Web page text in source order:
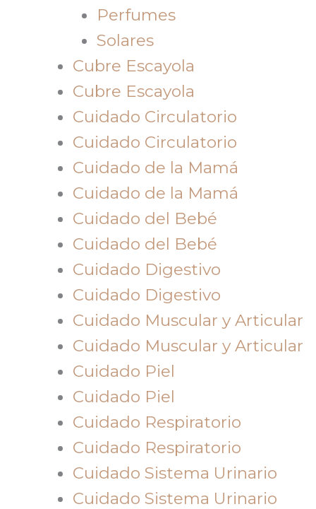
Perfumes
Solares
Cubre Escayola
Cubre Escayola
Cuidado Circulatorio
Cuidado Circulatorio
Cuidado de la Mamá
Cuidado de la Mamá
Cuidado del Bebé
Cuidado del Bebé
Cuidado Digestivo
Cuidado Digestivo
Cuidado Muscular y Articular
Cuidado Muscular y Articular
Cuidado Piel
Cuidado Piel
Cuidado Respiratorio
Cuidado Respiratorio
Cuidado Sistema Urinario
Cuidado Sistema Urinario